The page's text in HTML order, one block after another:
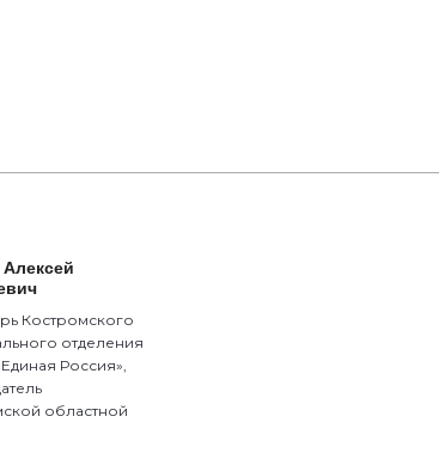
Костромского
отделения
Россия»,
областной